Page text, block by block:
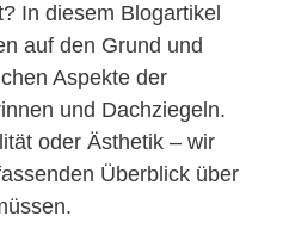
In diesem Blogartikel
auf den Grund und
Aspekte der
und Dachziegeln.
oder Ästhetik – wir
Überblick über